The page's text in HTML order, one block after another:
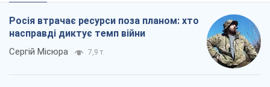
Росія втрачає ресурси поза планом: хто
насправді диктує темп війни
Сергій Місюра 7,9 т.